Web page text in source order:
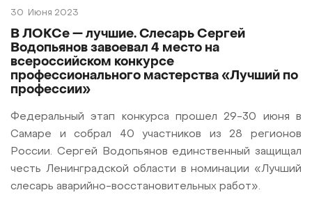
30 Июня 2023
В ЛОКСе — лучшие. Слесарь Сергей
Водопьянов завоевал 4 место на
всероссийском конкурсе
профессионального мастерства «Лучший по
профессии»
Федеральный этап конкурса прошел 29-30 июня в
Самаре и собрал 40 участников из 28 регионов
России. Сергей Водопьянов единственный защищал
честь Ленинградской области в номинации «Лучший
слесарь аварийно-восстановительных работ».